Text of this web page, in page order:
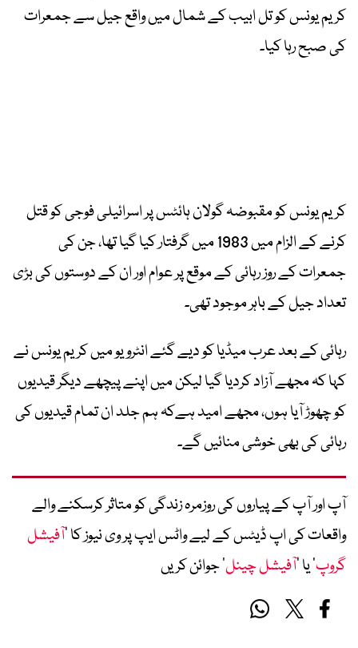
کریم یونس کو تل ابیب کے شمال میں واقع جیل سے جمعرات
کی صبح رہا کیا۔
کریم یونس کو مقبوضہ گولان ہائٹس پر اسرائیلی فوجی کو قتل
کرنے کے الزام میں 1983 میں گرفتار کیا گیا تھا، جن کی
جمعرات کے روز رہائی کے موقع پر عوام اور ان کے دوستوں کی بڑی
تعداد جیل کے باہر موجود تھی۔
رہائی کے بعد عرب میڈیا کو دیے گئے انٹرویو میں کریم یونس نے
کہا کہ مجھے آزاد کردیا گیا لیکن میں اپنے پیچھے دیگر قیدیوں
کو چھوڑ آیا ہوں، مجھے امید ہےکہ ہم جلد ان تمام قیدیوں کی
رہائی کی بھی خوشی منائیں گے۔
آپ اور آپ کے پیاروں کی روزمرہ زندگی کو متاثر کرسکنے والے
واقعات کی اپ ڈیٹس کے لیے واٹس ایپ پر وی نیوز کا ’آفیشل
گروپ‘ یا ’آفیشل چینل‘ جوائن کریں